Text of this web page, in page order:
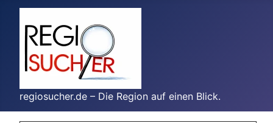
regiosucher.de – Die Region auf einen Blick.